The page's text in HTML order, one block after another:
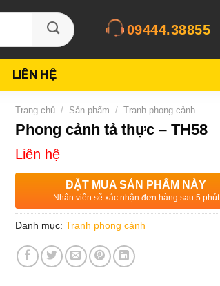
09444.38855
LIÊN HỆ
Trang chủ / Sản phẩm / Tranh phong cảnh
Phong cảnh tả thực – TH58
Liên hệ
ĐẶT MUA SẢN PHẨM NÀY
Nhân viên sẽ xác nhận đơn hàng sau 5 phút
Danh mục: Tranh phong cảnh